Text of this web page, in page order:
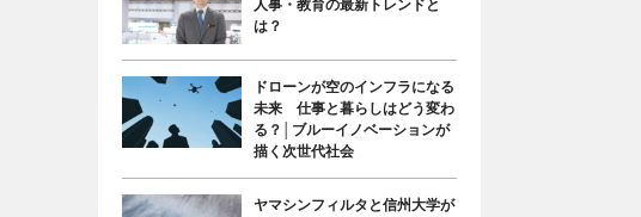
人事・教育の最新トレンドと
は？
ドローンが空のインフラになる
未来 仕事と暮らしはどう変わ
る？│ブルーイノベーションが
描く次世代社会
ヤマシンフィルタと信州大学が